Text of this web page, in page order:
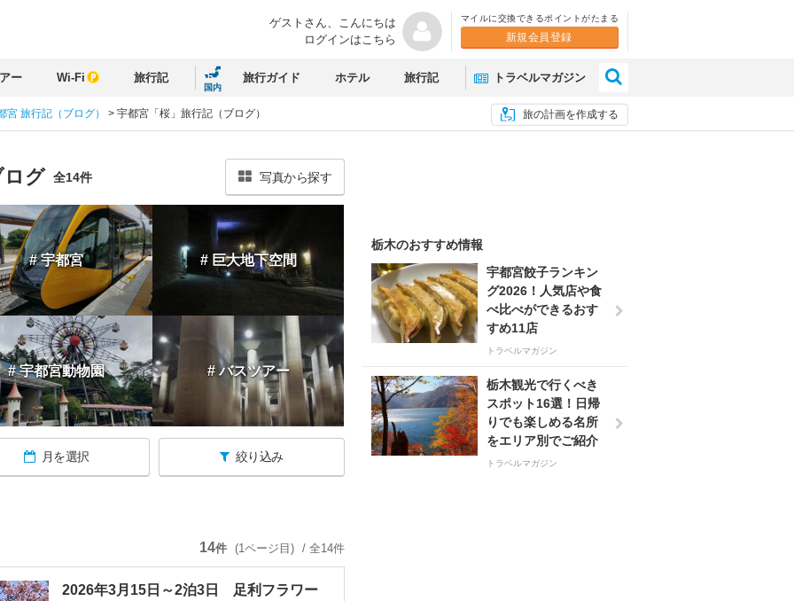
ゲストさん、 こんにちは
ログインはこちら
マイルに交換できるポイントがたまる
新規会員登録
ー Wi-Fi 旅行記
国内
旅行ガイド ホテル 旅行記 トラベルマガジン
旅の計画を作成する
宮 旅行記（ブログ） > 宇都宮「桜」旅行記（ブログ）
ログ 全14件 写真から探す
# 宇都宮 # 巨大地下空間
# 宇都宮動物園 # バスツアー
月を選択 絞り込み
14件 (1ページ目) / 全14件
2026年3月15日～2泊3日 足利フラワー
栃木のおすすめ情報
宇都宮餃子ランキン
グ2026！人気店や食
べ比べができるおす
すめ11店
トラベルマガジン
栃木観光で行くべき
スポット16選！日帰
りでも楽しめる名所
をエリア別でご紹介
トラベルマガジン